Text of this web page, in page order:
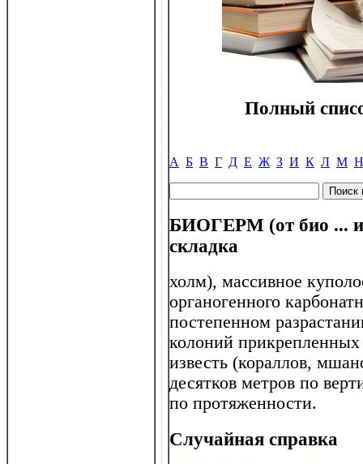
Полный
А Б В Г Д Е Ж З И К Л М Н
БИОГЕРМ (от био ... и
складка
холм), массивное
органогенного
постепенном
колоний
известь (кораллов,
десятков метров по
по протяженности.
Случайная справка